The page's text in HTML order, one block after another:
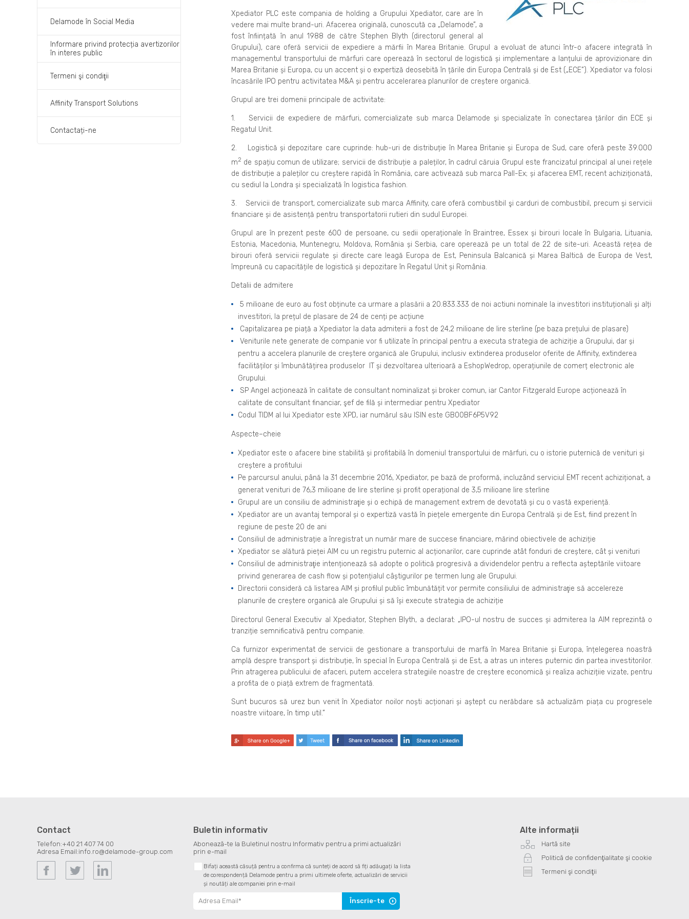
Delamode în Social Media
Informare privind protecția avertizorilor
în interes public
Termeni şi condiţii
Affinity Transport Solutions
Contactați-ne
Xpediator PLC este compania de holding a Grupului Xpediator, care are în
vedere mai multe brand-uri. Afacerea originală, cunoscută ca „Delamode”, a
fost înființată în anul 1988 de către Stephen Blyth (directorul general al
Grupului), care oferă servicii de expediere a mărfii în Marea Britanie. Grupul a evoluat de atunci într-o afacere integrată în
managementul transportului de mărfuri care operează în sectorul de logistică și implementare a lanțului de aprovizionare din
Marea Britanie și Europa, cu un accent și o expertiză deosebită în țările din Europa Centrală și de Est („ECE”). Xpediator va folosi
încasările IPO pentru activitatea M&A și pentru accelerarea planurilor de creștere organică.
Grupul are trei domenii principale de activitate:
1. Servicii de expediere de mărfuri, comercializate sub marca Delamode și specializate în conectarea țărilor din ECE și
Regatul Unit.
2. Logistică și depozitare care cuprinde: hub-uri de distribuție în Marea Britanie și Europa de Sud, care oferă peste 39.000
m2 de spațiu comun de utilizare; servicii de distribuție a paleților, în cadrul căruia Grupul este francizatul principal al unei rețele
de distribuție a paleților cu creștere rapidă în România, care activează sub marca Pall-Ex; și afacerea EMT, recent achiziționată,
cu sediul la Londra și specializată în logistica fashion.
3. Servicii de transport, comercializate sub marca Affinity, care oferă combustibil şi carduri de combustibil, precum și servicii
financiare și de asistență pentru transportatorii rutieri din sudul Europei.
Grupul are în prezent peste 600 de persoane, cu sedii operaționale în Braintree, Essex și birouri locale în Bulgaria, Lituania,
Estonia, Macedonia, Muntenegru, Moldova, România și Serbia, care operează pe un total de 22 de site-uri. Această rețea de
birouri oferă servicii regulate și directe care leagă Europa de Est, Peninsula Balcanică și Marea Baltică de Europa de Vest,
împreună cu capacitățile de logistică și depozitare în Regatul Unit și România.
Detalii de admitere
5 milioane de euro au fost obținute ca urmare a plasării a 20.833.333 de noi actiuni nominale la investitori instituționali și alți
investitori, la prețul de plasare de 24 de cenți pe acțiune
Capitalizarea pe piață a Xpediator la data admiterii a fost de 24,2 milioane de lire sterline (pe baza prețului de plasare)
Veniturile nete generate de companie vor fi utilizate în principal pentru a executa strategia de achiziție a Grupului, dar și
pentru a accelera planurile de creștere organică ale Grupului, inclusiv extinderea produselor oferite de Affinity, extinderea
facilităților și îmbunătățirea produselor IT și dezvoltarea ulterioară a EshopWedrop, operațiunile de comerț electronic ale
Grupului.
SP Angel acționează în calitate de consultant nominalizat și broker comun, iar Cantor Fitzgerald Europe acționează în
calitate de consultant financiar, şef de filă și intermediar pentru Xpediator
Codul TIDM al lui Xpediator este XPD, iar numărul său ISIN este GB00BF6P5V92
Aspecte–cheie
Xpediator este o afacere bine stabilită și profitabilă în domeniul transportului de mărfuri, cu o istorie puternică de venituri și
creștere a profitului
Pe parcursul anului, până la 31 decembrie 2016, Xpediator, pe bază de proformă, incluzând serviciul EMT recent achiziționat, a
generat venituri de 76,3 milioane de lire sterline și profit operațional de 3,5 milioane lire sterline
Grupul are un consiliu de administraţie și o echipă de management extrem de devotată și cu o vastă experiență.
Xpediator are un avantaj temporal și o expertiză vastă în piețele emergente din Europa Centrală și de Est, fiind prezent în
regiune de peste 20 de ani
Consiliul de administrație a înregistrat un număr mare de succese financiare, mărind obiectivele de achiziție
Xpediator se alătură pieței AIM cu un registru puternic al acționarilor, care cuprinde atât fonduri de creștere, cât și venituri
Consiliul de administraţie intenționează să adopte o politică progresivă a dividendelor pentru a reflecta așteptările viitoare
privind generarea de cash flow și potențialul câștigurilor pe termen lung ale Grupului.
Directorii consideră că listarea AIM și profilul public îmbunătățit vor permite consiliului de administraţie să accelereze
planurile de creștere organică ale Grupului și să își execute strategia de achiziție
Directorul General Executiv al Xpediator, Stephen Blyth, a declarat: „IPO-ul nostru de succes și admiterea la AIM reprezintă o
tranziție semnificativă pentru companie.
Ca furnizor experimentat de servicii de gestionare a transportului de marfă în Marea Britanie și Europa, înțelegerea noastră
amplă despre transport și distribuție, în special în Europa Centrală și de Est, a atras un interes puternic din partea investitorilor.
Prin atragerea publicului de afaceri, putem accelera strategiile noastre de creștere economică și realiza achizițiie vizate, pentru
a profita de o piață extrem de fragmentată.
Sunt bucuros să urez bun venit în Xpediator noilor noști acționari și aștept cu nerăbdare să actualizăm piața cu progresele
noastre viitoare, în timp util.”
Contact
Telefon:+40 21 407 74 00
Adresa Email:info.ro@delamode-group.com
Buletin informativ
Abonează-te la Buletinul nostru Informativ pentru a primi actualizări
prin e-mail
Bifați această căsuță pentru a confirma că sunteți de acord să fiți adăugați la lista
de corespondență Delamode pentru a primi ultimele oferte, actualizări de servicii
și noutăți ale companiei prin e-mail
Înscrie-te
Alte informații
Hartă site
Politică de confidenţialitate şi cookie
Termeni şi condiţii